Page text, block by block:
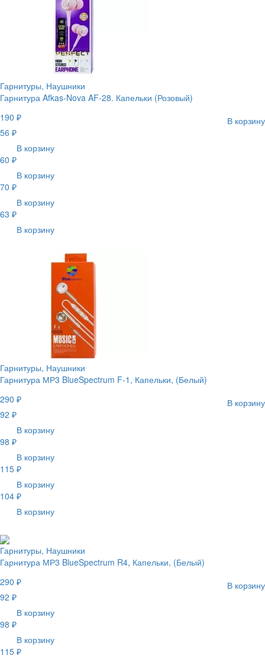
Гарнитуры, Наушники
Гарнитура Afkas-Nova AF-28. Капельки (Розовый)
190 ₽
В корзину
56 ₽
В корзину
60 ₽
В корзину
70 ₽
В корзину
63 ₽
В корзину
Гарнитуры, Наушники
Гарнитура МР3 BlueSpectrum F-1, Капельки, (Белый)
290 ₽
В корзину
92 ₽
В корзину
98 ₽
В корзину
115 ₽
В корзину
104 ₽
В корзину
Гарнитуры, Наушники
Гарнитура МР3 BlueSpectrum R4, Капельки, (Белый)
290 ₽
В корзину
92 ₽
В корзину
98 ₽
В корзину
115 ₽